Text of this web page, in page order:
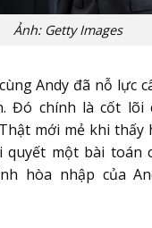
Ảnh: Getty Images
Andy đã nỗ lực
Đó chính là cốt lõi
mới mẻ khi thấy
quyết một bài toán
hòa nhập của